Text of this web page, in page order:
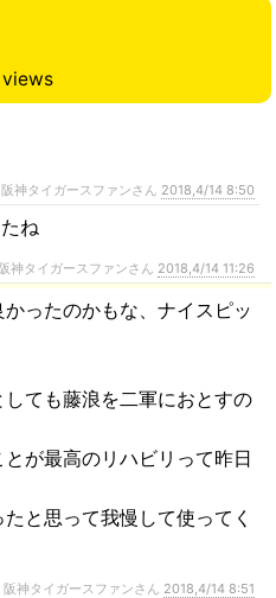
views
神タイガースファンさん 2018,4/14 8:50
ね
神タイガースファンさん 2018,4/14 11:26
ったのかもな、ナイスピッ
ても藤浪を二軍におとすの
が最高のリハビリって昨日
と思って我慢して使ってく
神タイガースファンさん 2018,4/14 8:51